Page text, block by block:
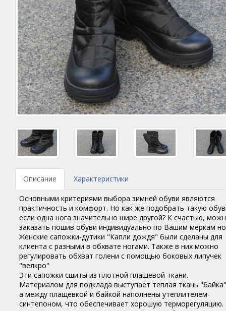
Описание Характеристики
Основными критериями выбора зимней обуви являются
практичность и комфорт. Но как же подобрать такую
если одна нога значительно шире другой? К счастью,
заказать пошив обуви индивидуально по Вашим меркам
Женские сапожки-дутики "Капли дождя" были сделаны для
клиента с разными в обхвате ногами. Также в них можно
регулировать обхват голени с помощью боковых липучек
"велкро"
Эти сапожки сшиты из плотной плащевой ткани.
Материалом для подклада выступает теплая ткань
а между плащевкой и байкой наполнены утеплителем-
синтепоном, что обеспечивает хорошую терморегуляцию.